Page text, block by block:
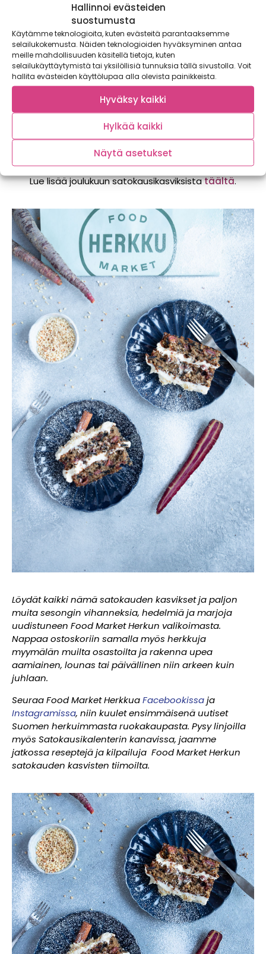
Hallinnoi evästeiden
suostumusta
Käytämme teknologioita, kuten evästeitä parantaaksemme
selailukokemusta. Näiden teknologioiden hyväksyminen antaa
meille mahdollisuuden käsitellä tietoja, kuten
selailukäyttäytymistä tai yksilöllisiä tunnuksia tällä sivustolla. Voit
hallita evästeiden käyttölupaa alla olevista painikkeista.
Hyväksy kaikki
Hylkää kaikki
Näytä asetukset
minuuttia. Anna kakun jäähtyä.
Vatkaa kulhossa tuorejuuston rakenne rikki ja
lisää tomusokeri vatkaten.
Leikkaa kakkupohja puoliksi ja nosta toinen pala
tarjoilulautaselle. Levitä pinnalle puolet
kuorrutteesta ja nosta jäljelle jäänyt piirakka pala
kanneksi. Levitä pinnalle loput kuorrutteesta ja
koristele mantelirouheella.
Porkkanakakku säilyy mehevänä monta päivää
jääkaapissa säilytettäessä. Jos haluat
porkkanakakkua koko ison uunipellillisen verran, tuplaa
Lue lisää joulukuun satokausikasviksistatäältä.
Löydät kaikki nämä satokauden kasvikset ja paljon
muita sesongin vihanneksia, hedelmiä ja marjoja
uudistuneen Food Market Herkun valikoimasta.
Nappaa ostoskoriin samalla myös herkkuja
myymälän muilta osastoilta ja rakenna upea
aamiainen, lounas tai päivällinen niin arkeen kuin
juhlaan.
Seuraa Food Market HerkkuaFacebookissaja
Instagramissa, niin kuulet ensimmäisenä uutiset
Suomen herkuimmasta ruokakaupasta. Pysy linjoilla
myös Satokausikalenterin kanavissa, jaamme
jatkossa reseptejä ja kilpailuja Food Market Herkun
satokauden kasvisten tiimoilta.